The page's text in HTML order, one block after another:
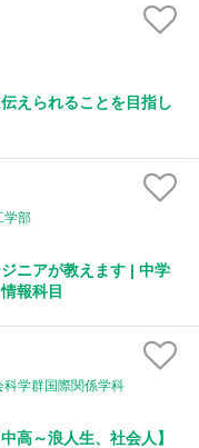
えられることを目指し
学部
ニアが教えます | 中学
報科目
科学群国際関係学科
高～浪人生、社会人】